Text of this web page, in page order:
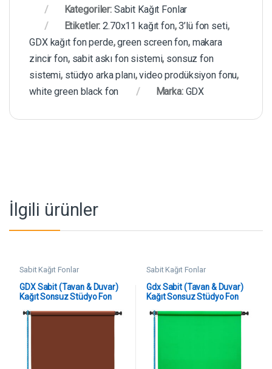
Kategoriler: Sabit Kağıt Fonlar
Etiketler:2.70x11 kağıt fon,3’lü fon seti,
GDX kağıt fon perde,green screen fon, makara
zincir fon, sabit askı fon sistemi, sonsuz fon
sistemi, stüdyo arka planı,video prodüksiyon fonu,
white green black fon
Marka: GDX
İlgili ürünler
Sabit Kağıt Fonlar
GDX Sabit (Tavan & Duvar)
Kağıt Sonsuz Stüdyo Fon
Metre
Sabit Kağıt Fonlar
Gdx Sabit (Tavan & Duvar)
Kağıt Sonsuz Stüdyo Fon
Metre